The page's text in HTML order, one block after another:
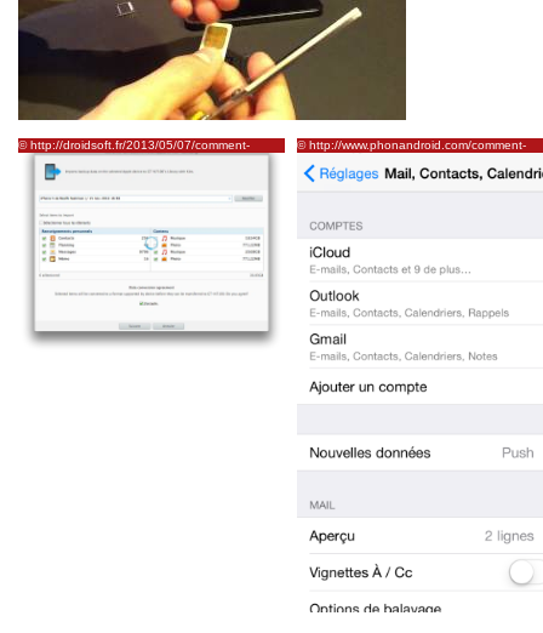
© http://droidsoft.fr/2013/05/07/comment-
transferer-contacts-sms-musique-de-liphone-
vers-samsung-galaxy-s4-avec-kies/
© http://www.phonandroid.com/comment-
donnees.html